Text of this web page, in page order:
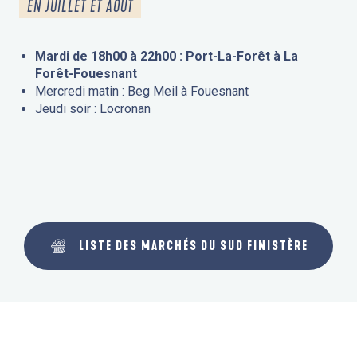
EN JUILLET ET AOÛT
Mardi de 18h00 à 22h00 : Port-La-Forêt à La
Forêt-Fouesnant
Mercredi matin : Beg Meil à Fouesnant
Jeudi soir : Locronan
LISTE DES MARCHÉS DU SUD FINISTÈRE